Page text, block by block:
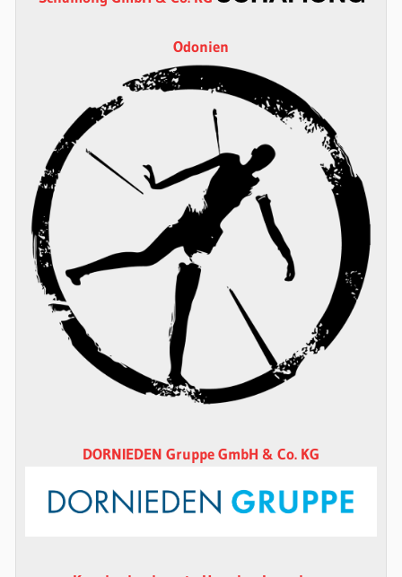
Odonien
DORNIEDEN Gruppe GmbH & Co. KG